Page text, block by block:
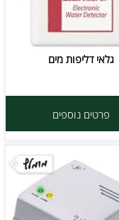
גלאי דליפות מים
פרטים נוספים